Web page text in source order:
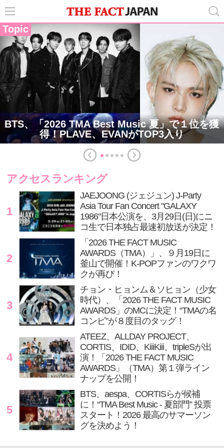
Topic
BTS、「2026 TMA Best Music 夏」で１位を獲
得！PLAVE、EVANがTOP3入り
アクセスランキング
1
JAEJOONG (ジェジュン) J-Party
Asia Tour Fan Concert "GALAXY
1986"日本公演を、3月29日(日)にニ
コ生で日本独占最速初放送が決定！
2
「2026 THE FACT MUSIC
AWARDS（TMA）」、９月19日に
釜山で開催！K-POPファンのワクワ
クが再び！
3
チョン・ヒョンム＆ソヒョン（少女
時代）、「2026 THE FACT MUSIC
AWARDS」のMCに決定！“TMAの名
コンビ”が８度目のタッグ！
4
ATEEZ、ALLDAY PROJECT、
CORTIS、IDID、KiiiKiii、tripleSが出
演！「2026 THE FACT MUSIC
AWARDS」（TMA）第１弾ライン
ナップを公開！
5
BTS、aespa、CORTISらが候補
に！“TMA Best Music - 夏部門” 投票
スタート！2026 最高のサマーソン
グを決めよう！